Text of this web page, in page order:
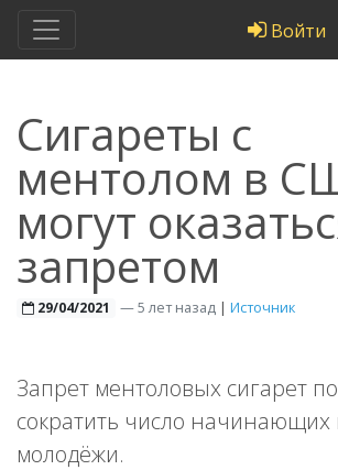
Войти
Сигареты с
ментолом в
могут
запретом
29/04/2021 —5 лет назад | Источник
Запрет ментоловых сигарет
сократить число начинающих
молодёжи.